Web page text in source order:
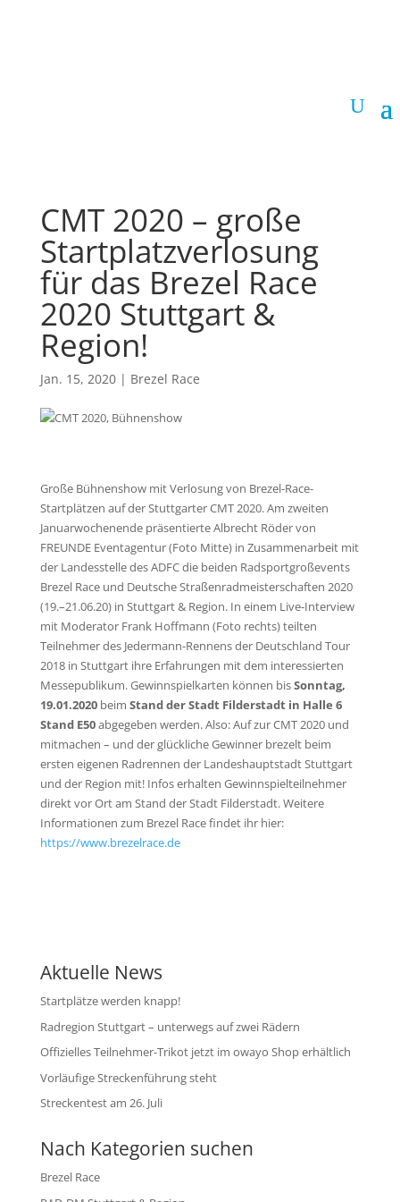
CMT 2020 – große
Startplatzverlosung
für das Brezel Race
2020 Stuttgart &
Region!
Jan. 15, 2020| Brezel Race
Große Bühnenshow mit Verlosung von Brezel-Race-
Startplätzen auf der Stuttgarter CMT 2020. Am zweiten
Januarwochenende präsentierte Albrecht Röder von
FREUNDE Eventagentur (Foto Mitte) in Zusammenarbeit mit
der Landesstelle des ADFC die beiden Radsportgroßevents
Brezel Race und Deutsche Straßenradmeisterschaften 2020
(19.–21.06.20) in Stuttgart & Region. In einem Live-Interview
mit Moderator Frank Hoffmann (Foto rechts) teilten
Teilnehmer des Jedermann-Rennens der Deutschland Tour
2018 in Stuttgart ihre Erfahrungen mit dem interessierten
Messepublikum. Gewinnspielkarten können bisSonntag,
19.01.2020beim Stand der Stadt Filderstadt in Halle 6
Stand E50abgegeben werden. Also: Auf zur CMT 2020 und
mitmachen – und der glückliche Gewinner brezelt beim
ersten eigenen Radrennen der Landeshauptstadt Stuttgart
und der Region mit! Infos erhalten Gewinnspielteilnehmer
direkt vor Ort am Stand der Stadt Filderstadt. Weitere
Informationen zum Brezel Race findet ihr hier:
https://www.brezelrace.de
Aktuelle News
Startplätze werden knapp!
Radregion Stuttgart – unterwegs auf zwei Rädern
Offizielles Teilnehmer-Trikot jetzt im owayo Shop erhältlich
Vorläufige Streckenführung steht
Streckentest am 26. Juli
Nach Kategorien suchen
Brezel Race